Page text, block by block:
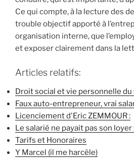
Ce qui compte, à la lecture des
trouble objectif apporté à
organisation interne, que
et exposer clairement dans la
Articles relatifs:
Droit social et vie personnelle
Faux auto-entrepreneur, vrai
Licenciement d'Eric ZEMMOUR :
Le salarié ne payait pas son
Tarifs et Honoraires
Y Marcel (il me harcèle)